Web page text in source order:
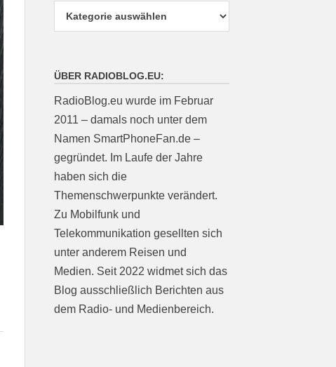
ÜBER RADIOBLOG.EU:
RadioBlog.eu wurde im Februar
2011 – damals noch unter dem
Namen SmartPhoneFan.de –
gegründet. Im Laufe der Jahre
haben sich die
Themenschwerpunkte verändert.
Zu Mobilfunk und
Telekommunikation gesellten sich
unter anderem Reisen und
Medien. Seit 2022 widmet sich das
Blog ausschließlich Berichten aus
dem Radio- und Medienbereich.